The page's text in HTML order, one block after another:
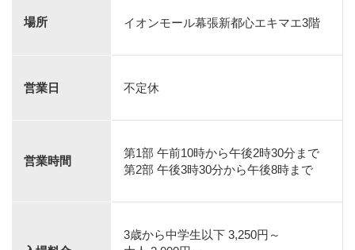
場所 イオンモール幕張新都心エキマエ3階
営業日 不定休
営業時間
第1部 午前10時から午後2時30分まで
第2部 午後3時30分から午後8時まで
3歳から中学生以下 3,250円～